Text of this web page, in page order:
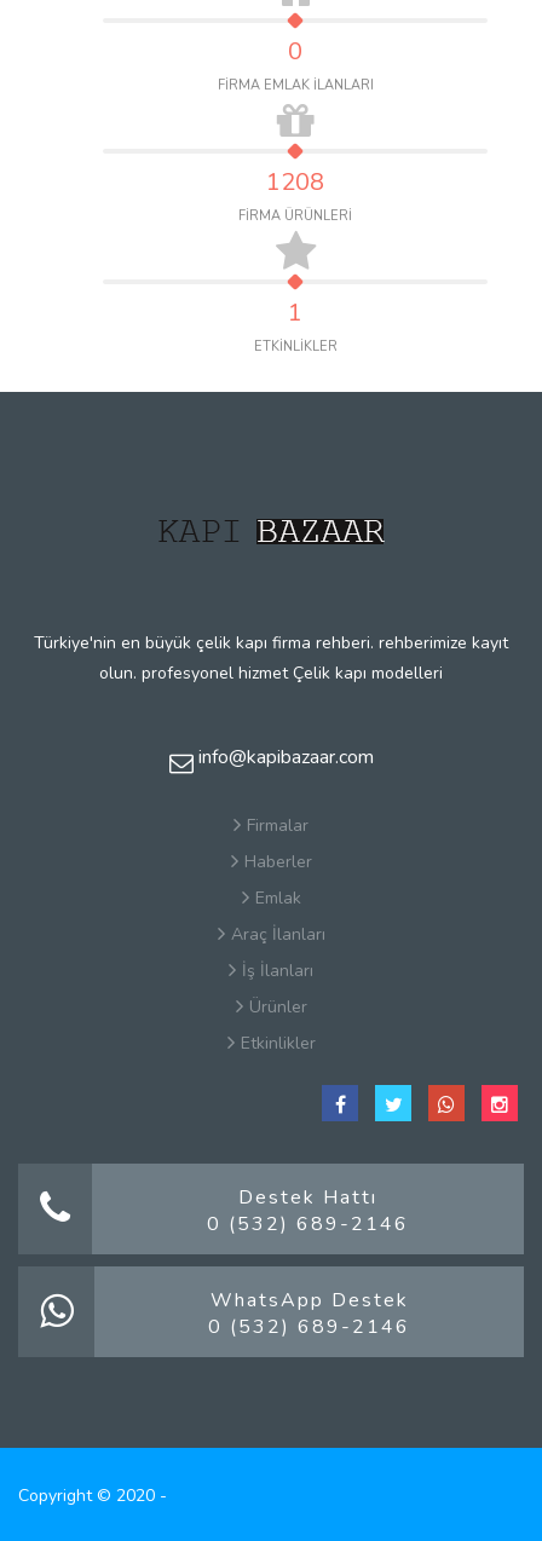
0
FİRMA EMLAK İLANLARI
1208
FİRMA ÜRÜNLERİ
1
ETKİNLİKLER
Türkiye'nin en büyük çelik kapı firma rehberi. rehberimize kayıt
olun. profesyonel hizmet Çelik kapı modelleri
info@kapibazaar.com
Firmalar
Haberler
Emlak
Araç İlanları
İş İlanları
Ürünler
Etkinlikler
Çerez Politikaları
Satış Sözleşmesi
Kullanım Koşulları
Güvenlik
Gizlilik Sözleşmesi
Firma Rehberi Nedir?
İletişim
Destek Hattı
0 (532) 689-2146
WhatsApp Destek
0 (532) 689-2146
Copyright © 2020 -